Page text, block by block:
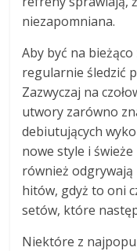
niezapomniana.
Aby być na
regularnie śledzić
Zazwyczaj na
utwory zarówno
debiutujących
nowe style i świeże
również
hitów, gdyż to oni
setów, które
Niektóre z